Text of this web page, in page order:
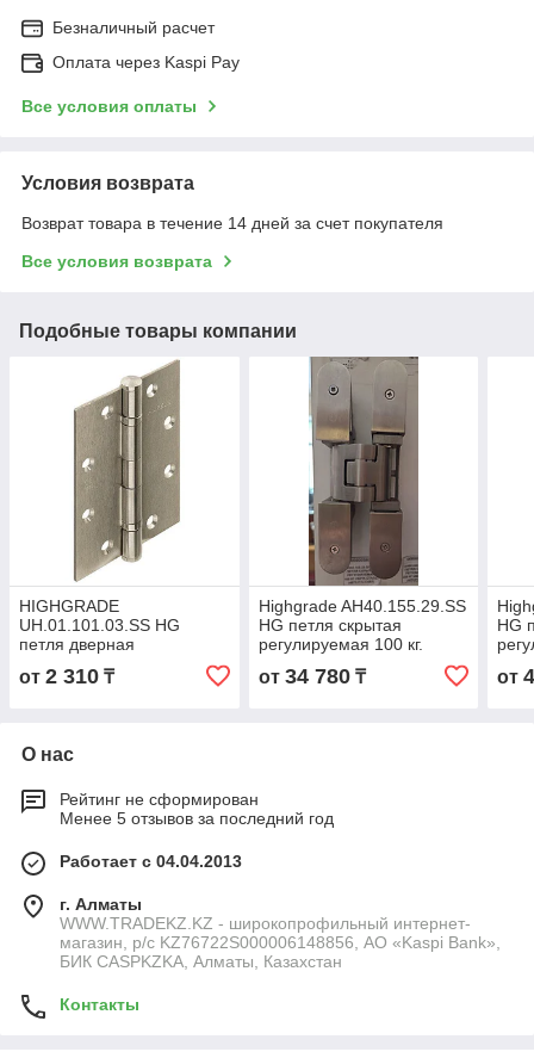
Безналичный расчет
Оплата через Kaspi Pay
Все условия оплаты
Условия возврата
Возврат товара в течение 14 дней за счет покупателя
Все условия возврата
Подобные товары компании
HIGHGRADE
UH.01.101.03.SS HG
петля дверная
нержавеющая сталь
101*76*3 мм
от 2 310 ₸
Highgrade AH40.155.29.SS
HG петля скрытая
регулируемая 100 кг.
нержавеющая сталь
(4870211233087)
от 34 780₸
HG
от
О нас
Рейтинг не сформирован
Менее 5 отзывов за последний год
Работает с 04.04.2013
г. Алматы
WWW.TRADEKZ.KZ - широкопрофильный интернет-
магазин, р/с KZ76722S000006148856, АО «Kaspi Bank»,
БИК CASPKZKA, Алматы, Казахстан
Контакты